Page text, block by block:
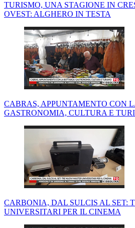
TURISMO, UNA STAGIONE IN
OVEST: ALGHERO IN TESTA
CABRAS, APPUNTAMENTO CON
GASTRONOMIA, CULTURA E
CARBONIA, DAL SULCIS AL SET:
UNIVERSITARI PER IL CINEMA